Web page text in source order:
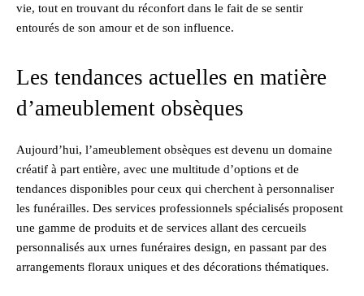
vie, tout en trouvant du réconfort dans le fait de se sentir
entourés de son amour et de son influence.
Les tendances actuelles en matière
d’ameublement obsèques
Aujourd’hui, l’ameublement obsèques est devenu un domaine
créatif à part entière, avec une multitude d’options et de
tendances disponibles pour ceux qui cherchent à personnaliser
les funérailles. Des services professionnels spécialisés proposent
une gamme de produits et de services allant des cercueils
personnalisés aux urnes funéraires design, en passant par des
arrangements floraux uniques et des décorations thématiques.